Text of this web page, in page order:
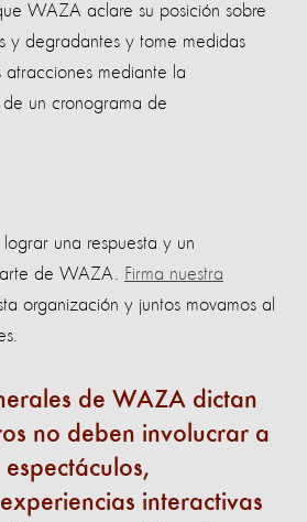
WAZA aclare su posición sobre
y degradantes y tome medidas
mediante la
un cronograma de
una respuesta y un
de WAZA.
Firma nuestra
organización y juntos movamos al
de WAZA dictan
no deben involucrar a
espectáculos,
interactivas